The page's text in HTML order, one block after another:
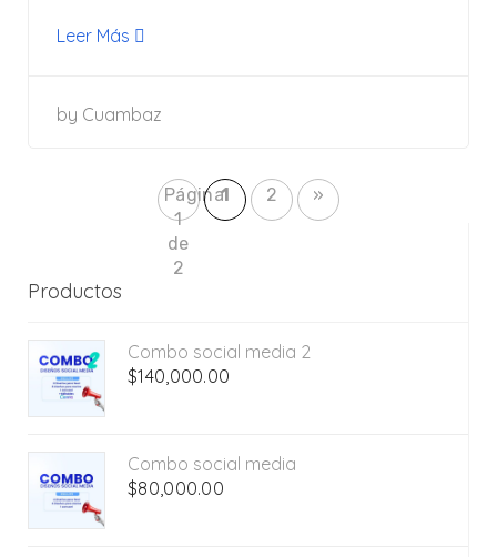
Leer Más
by Cuambaz
Página
1
de
2
1 2 »
Productos
Combo social media 2
$140,000.00
Combo social media
$80,000.00